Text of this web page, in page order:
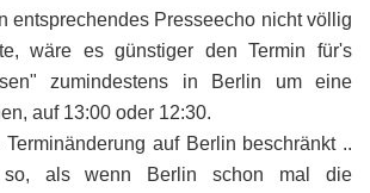
entsprechendes Presseecho nicht völlig
wäre es günstiger den Termin für's
zumindestens in Berlin um eine
auf 13:00 oder 12:30.
auf Berlin beschränkt ..
als wenn Berlin schon mal die